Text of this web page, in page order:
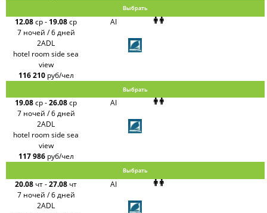
Выбрать
12.08ср- 19.08ср
7 ночей / 6 дней
AI
2ADL
hotel room side sea
view
116 210 руб/чел
Выбрать
19.08ср-26.08ср
7 ночей / 6 дней
AI
2ADL
hotel room side sea
view
117 986 руб/чел
Выбрать
20.08 чт-27.08 чт
7 ночей / 6 дней
AI
2ADL